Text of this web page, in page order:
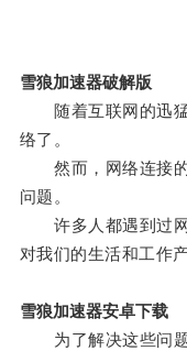
雪狼加速器破解版
随着互联网的迅猛
络了。
然而，网络连接的
问题。
许多人都遇到过网
对我们的生活和工作
雪狼加速器安卓下载
为了解决这些问题